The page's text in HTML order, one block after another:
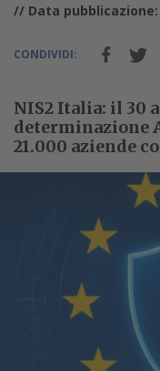
// Data pubblicazione:
CONDIVIDI:
NIS2 Italia: il 30
determinazione
21.000 aziende